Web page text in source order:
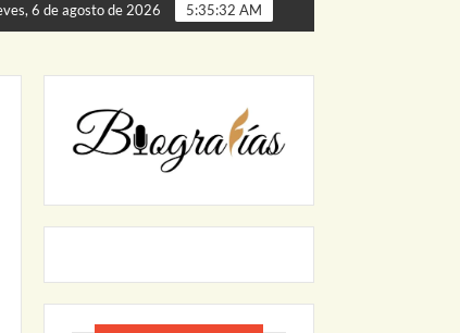
ARRANCA JAPAM EL PROGRAMA “AGUA
6 de agosto de 2026 5:35:33 AM